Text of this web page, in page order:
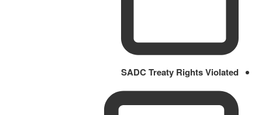
SADC Treaty Rights Violated